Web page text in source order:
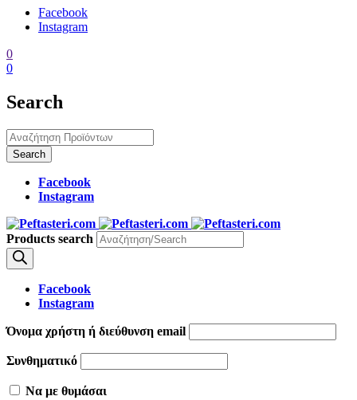
Facebook
Instagram
0
0
Search
Facebook
Instagram
Products search
Facebook
Instagram
Όνομα χρήστη ή διεύθυνση email
Συνθηματικό
Να με θυμάσαι